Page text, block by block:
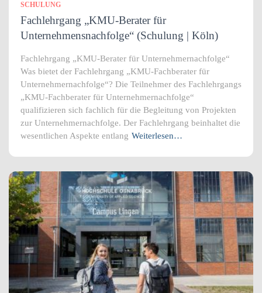
SCHULUNG
Fachlehrgang „KMU-Berater für
Unternehmensnachfolge“ (Schulung | Köln)
Fachlehrgang „KMU-Berater für Unternehmernachfolge“
Was bietet der Fachlehrgang „KMU-Fachberater für
Unternehmernachfolge“? Die Teilnehmer des Fachlehrgangs
„KMU-Fachberater für Unternehmernachfolge“
qualifizieren sich fachlich für die Begleitung von Projekten
zur Unternehmernachfolge. Der Fachlehrgang beinhaltet die
wesentlichen Aspekte entlang Weiterlesen…